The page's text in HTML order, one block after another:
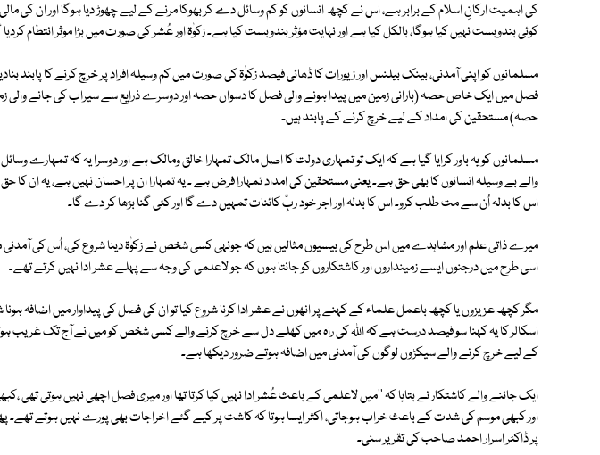
کی اہمیت ارکانِ اسلام کے برابر ہے، اس نے کچھ انسانوں کو کم وسائل دے کر بھوکا مرنے کے لیے چھوڑ دیا ہوگا اور ان کی
کوئی بندوبست نہیں کیا ہوگا، بالکل کیا ہے اور نہایت مؤثر بندوبست کیا ہے۔ زکوٰۃ اور عُشر کی صورت میں بڑا موثر انتطام
مسلمانوں کو اپنی آمدنی، بینک بیلنس اور زیورات کا ڈھائی فیصد زکوٰۃ کی صورت میں کم وسیلہ افراد پر خرچ کرنے کا پابند
فصل میں ایک خاص حصہ (بارانی زمین میں پیدا ہونے والی فصل کا دسواں حصہ اور دوسرے ذرایع سے سیراب کی جانے والی
حصہ) مستحقین کی امداد کے لیے خرچ کرنے کے پابند ہیں۔
مسلمانوں کو یہ باور کرایا گیا ہے کہ ایک تو تمہاری دولت کا اصل مالک تمہارا خالق ومالک ہے اور دوسرا یہ کہ تمہارے
والے بے وسیلہ انسانوں کا بھی حق ہے۔ یعنی مستحقین کی امداد تمہارا فرض ہے ۔ یہ تمہارا ان پر احسان نہیں ہے، یہ ان کا
اس کا بدلہ اُن سے مت طلب کرو۔ اس کا بدلہ اور اجر خود ربِّ کائنات تمہیں دے گا اور کئی گنا بڑھا کر دے گا۔
میرے ذاتی علم اور مشاہدے میں اس طرح کی بیسیوں مثالیں ہیں کہ جونہی کسی شخص نے زکوٰۃ دینا شروع کی، اُس کی آمدنی
اسی طرح میں درجنوں ایسے زمینداروں اور کاشتکاروں کو جانتا ہوں کہ جو لاعلمی کی وجہ سے پہلے عشر ادا نہیں کرتے تھے۔
مگر کچھ عزیزوں یا کچھ باعمل علماء کے کہنے پر انھوں نے عشر ادا کرنا شروع کیا تو ان کی فصل کی پیداوار میں اضافہ
اسکالر کا یہ کہنا سو فیصد درست ہے کہ اﷲ کی راہ میں کھلے دل سے خرچ کرنے والے کسی شخص کو میں نے آج تک غریب
کے لیے خرچ کرنے والے سیکڑوں لوگوں کی آمدنی میں اضافہ ہوتے ضرور دیکھا ہے۔
ایک جاننے والے کاشتکار نے بتایا کہ ''میں لاعلمی کے باعث عُشر ادا نہیں کیا کرتا تھا اور میری فصل اچھی نہیں ہوتی تھی
اور کبھی موسم کی شدت کے باعث خراب ہوجاتی، اکثر ایسا ہوتا کہ کاشت پر کیے گئے اخراجات بھی پورے نہیں ہوتے تھے۔
پر ڈاکٹر اسرار احمد صاحب کی تقریر سنی۔